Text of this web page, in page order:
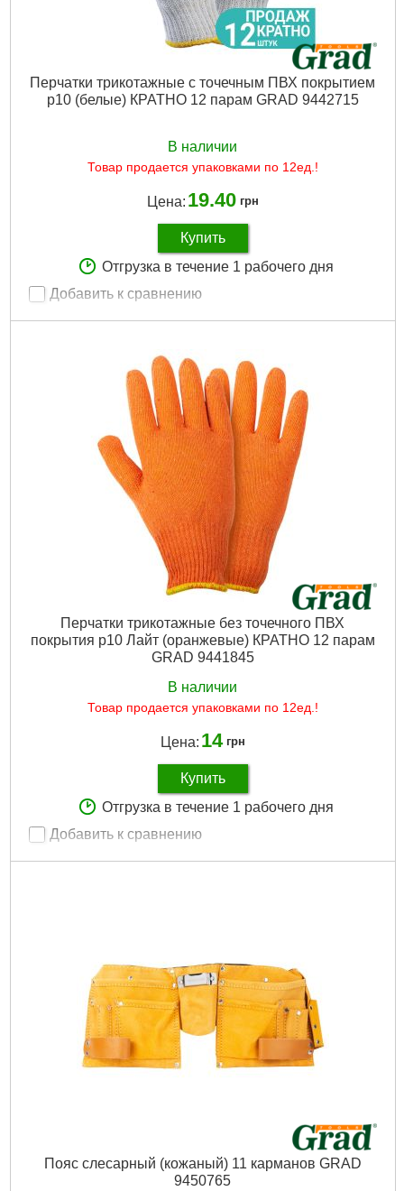
Перчатки трикотажные с точечным ПВХ покрытием
р10 (белые) КРАТНО 12 парам GRAD 9442715
В наличии
Товар продается упаковками по 12ед.!
Цена: 19.40 грн
Купить
Отгрузка в течение 1 рабочего дня
Добавить к сравнению
Продажа кратно, шт:
12
Трикотажные с точечным ПВХ покрытием
Количество в упаковке: 12
0.240
Ширина в упаковке (см): 27
Длина в упаковке (см): 11.5
Высота в упаковке (см): 10
Габариты упаковки:
120x100x30 мм
Подробнее...
Перчатки трикотажные без точечного ПВХ
покрытия р10 Лайт (оранжевые) КРАТНО 12 парам
GRAD 9441845
В наличии
Товар продается упаковками по 12ед.!
Цена: 14 грн
Купить
Отгрузка в течение 1 рабочего дня
Добавить к сравнению
Количество в упаковке: 12
0.053
Ширина в упаковке (см): 24
Длина в упаковке (см): 14
Высота в упаковке (см):
10
Габариты упаковки: 180x100x5 мм
Пояс слесарный (кожаный) 11 карманов GRAD
9450765